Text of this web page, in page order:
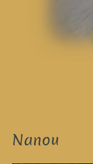
Nanou